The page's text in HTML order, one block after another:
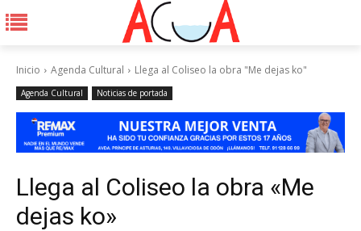
Inicio Agenda Cultural Llega al Coliseo la obra "Me dejas ko"
Agenda Cultural Noticias de portada
Llega al Coliseo la obra «Me
dejas ko»